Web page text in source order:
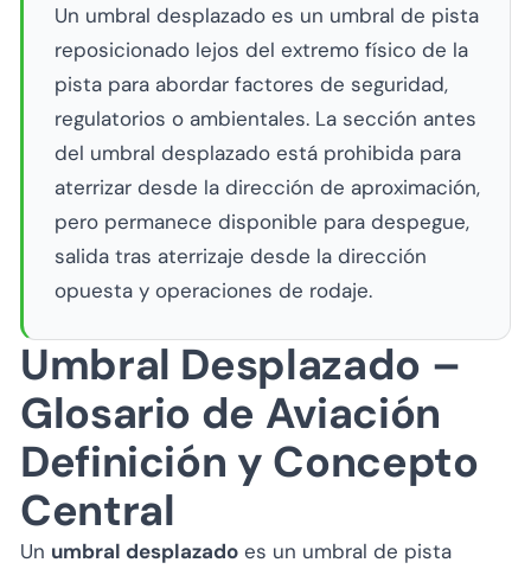
Un umbral desplazado es un umbral de pista
reposicionado lejos del extremo físico de la
pista para abordar factores de seguridad,
regulatorios o ambientales. La sección antes
del umbral desplazado está prohibida para
aterrizar desde la dirección de aproximación,
pero permanece disponible para despegue,
salida tras aterrizaje desde la dirección
opuesta y operaciones de rodaje.
Umbral Desplazado –
Glosario de Aviación
Definición y Concepto
Central
Un umbral desplazado es un umbral de pista